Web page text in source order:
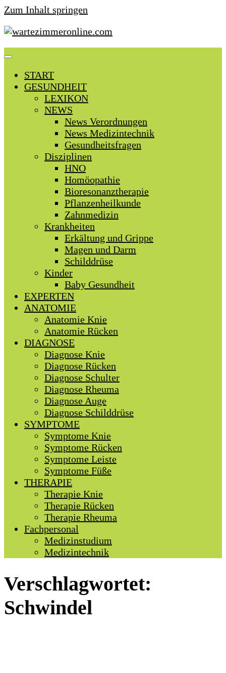
Zum Inhalt springen
START
GESUNDHEIT
LEXIKON
NEWS
News Verordnungen
News Medizintechnik
Gesundheitsfragen
Disziplinen
HNO
Homöopathie
Bioresonanztherapie
Pflanzenheilkunde
Zahnmedizin
Krankheiten
Erkältung und Grippe
Magen und Darm
Schilddrüse
Kinder
Baby Gesundheit
EXPERTEN
ANATOMIE
Anatomie Knie
Anatomie Rücken
DIAGNOSE
Diagnose Knie
Diagnose Rücken
Diagnose Schulter
Diagnose Rheuma
Diagnose Auge
Diagnose Schilddrüse
SYMPTOME
Symptome Knie
Symptome Rücken
Symptome Leiste
Symptome Füße
THERAPIE
Therapie Knie
Therapie Rücken
Therapie Rheuma
Fachpersonal
Medizinstudium
Medizintechnik
Verschlagwortet:
Schwindel